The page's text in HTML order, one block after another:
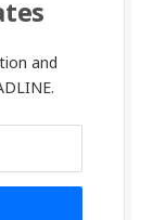
and